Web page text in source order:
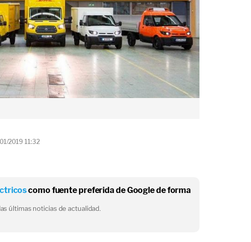
2019 11:32
como fuente preferida de Google de forma
últimas noticias de actualidad.